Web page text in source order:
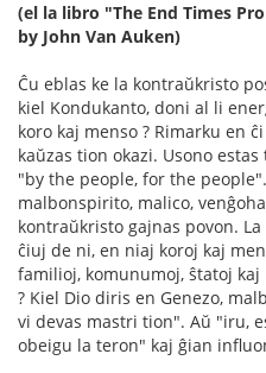
(el la libro "The End Times
by John Van Auken)
Ĉu eblas ke la kontraŭkristo
kiel Kondukanto, doni al li
koro kaj menso ? Rimarku en
kaŭzas tion okazi. Usono
"by the people, for the
malbonspirito, malico,
kontraŭkristo gajnas povon.
ĉiuj de ni, en niaj koroj kaj
familioj, komunumoj, ŝtatoj
? Kiel Dio diris en Genezo,
vi devas mastri tion". Aŭ "iru,
obeigu la teron" kaj ĝian